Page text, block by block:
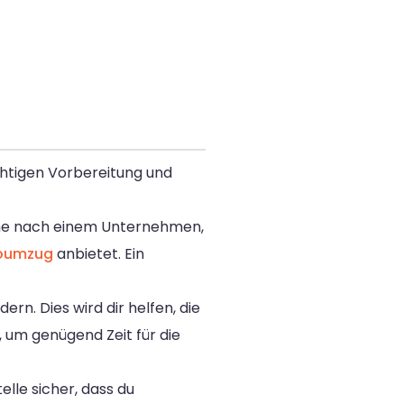
Vorbereitung und
nach einem Unternehmen,
anbietet. Ein
Dies wird dir helfen, die
genügend Zeit für die
sicher, dass du